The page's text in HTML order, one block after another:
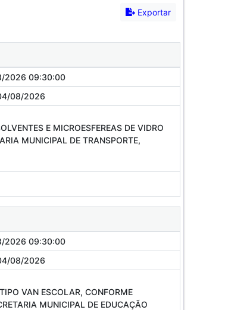
Exportar
2026 09:30:00
08/2026
E MICROESFEREAS DE VIDRO
MUNICIPAL DE TRANSPORTE,
2026 09:30:00
08/2026
VAN ESCOLAR, CONFORME
MUNICIPAL DE EDUCAÇÃO